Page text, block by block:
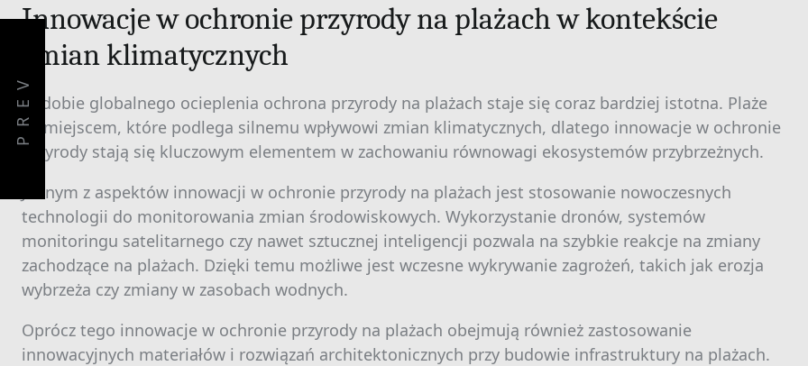
Innowacje w ochronie przyrody na plażach w kontekście
zmian klimatycznych
W dobie globalnego ocieplenia ochrona przyrody na plażach staje się coraz bardziej istotna. Plaże
są miejscem, które podlega silnemu wpływowi zmian klimatycznych, dlatego innowacje w ochronie
przyrody stają się kluczowym elementem w zachowaniu równowagi ekosystemów przybrzeżnych.
Jednym z aspektów innowacji w ochronie przyrody na plażach jest stosowanie nowoczesnych
technologii do monitorowania zmian środowiskowych. Wykorzystanie dronów, systemów
monitoringu satelitarnego czy nawet sztucznej inteligencji pozwala na szybkie reakcje na zmiany
zachodzące na plażach. Dzięki temu możliwe jest wczesne wykrywanie zagrożeń, takich jak erozja
wybrzeża czy zmiany w zasobach wodnych.
Oprócz tego innowacje w ochronie przyrody na plażach obejmują również zastosowanie
innowacyjnych materiałów i rozwiązań architektonicznych przy budowie infrastruktury na plażach.
PREV